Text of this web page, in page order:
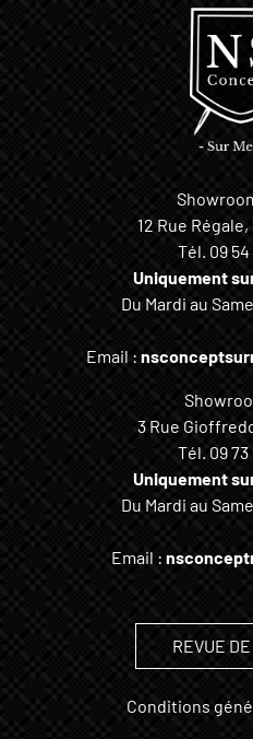
12 Rue
Tél. 09 54
Uniquement
Du Mardi au
Email :
3 Rue
Tél. 09 73
Uniquement
Du Mardi au
Email :
REVUE
Conditions